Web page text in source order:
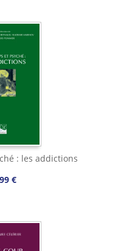
: les addictions
€